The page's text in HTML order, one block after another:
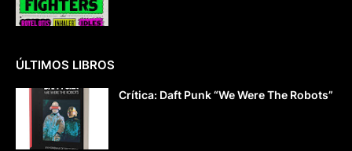
ÚLTIMOS LIBROS
Crítica: Daft Punk “We Were The Robots”